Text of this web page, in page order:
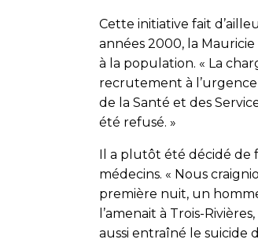
Cette initiative fait
années 2000, la
à la population. « La
recrutement à l’urgence
de la Santé et des
été refusé. »
Il a plutôt été décidé de
médecins. « Nous
première nuit, un
l’amenait à Trois-
aussi entraîné le suicide